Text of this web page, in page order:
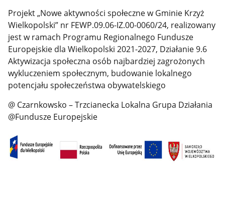
Projekt „Nowe aktywności społeczne w Gminie Krzyż
Wielkopolski” nr FEWP.09.06-IZ.00-0060/24, realizowany
jest w ramach Programu Regionalnego Fundusze
Europejskie dla Wielkopolski 2021-2027, Działanie 9.6
Aktywizacja społeczna osób najbardziej zagrożonych
wykluczeniem społecznym, budowanie lokalnego
potencjału społeczeństwa obywatelskiego
@ Czarnkowsko – Trzcianecka Lokalna Grupa Działania
@Fundusze Europejskie